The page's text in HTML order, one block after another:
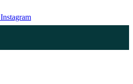
Instagram